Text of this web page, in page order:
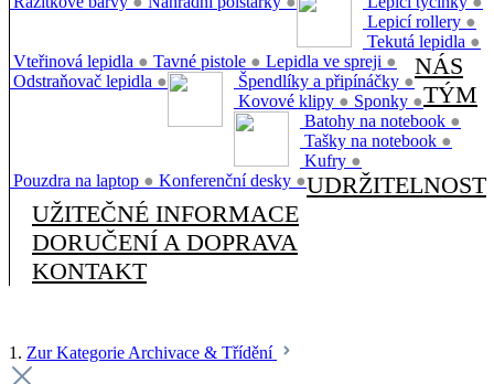
Lepicí rollery ●
Tekutá lepidla ●
Vteřinová lepidla ● Tavné pistole ● Lepidla ve spreji ●
Odstraňovač lepidla ● Špendlíky a připínáčky ●
Kovové klipy ● Sponky ●
Batohy na notebook ●
Tašky na notebook ●
Kufry ●
Pouzdra na laptop ● Konferenční desky ●
NÁS
TÝM
UDRŽITELNOST
UŽITEČNÉ INFORMACE
DORUČENÍ A DOPRAVA
KONTAKT
1. Zur Kategorie Archivace & Třídění